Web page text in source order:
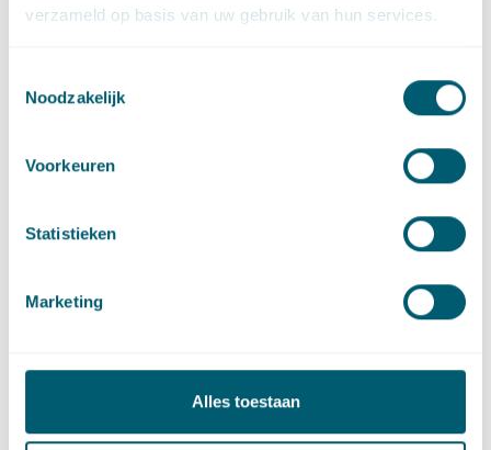
verzameld op basis van uw gebruik van hun services.
Noodzakelijk
Voorkeuren
Statistieken
Marketing
Alles toestaan
1 Processuele connexiteit is een door de Afdeling gestelde eis
in dat tegen het schadeveroorzakende handelen
opengestaan, wil de bestuursrechter ook bevoegd zijn te
oordelen over het schadebesluit.